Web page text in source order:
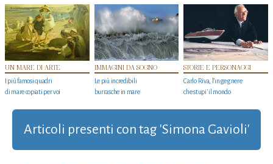
UN MARE DI ARTE
I più famosi quadri
di mare copiati per voi
IMMAGINI DA SOGNO
Le più incredibili
burrasche in mare
STORIE E PERSONAGGI
Carlo Riva, l’ingegnere
che stupi' il mondo
Articoli presenti con tag 'Simona Gavioli'